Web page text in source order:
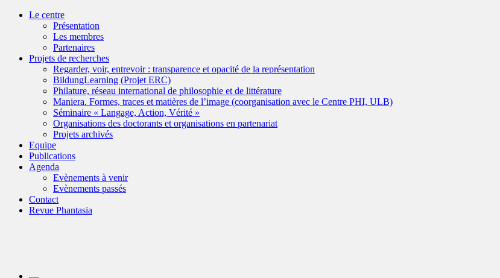
Le centre
Présentation
Les membres
Partenaires
Projets de recherches
Regarder, voir, entrevoir : transparence et opacité de la représentation
BildungLearning (Projet ERC)
Philature, réseau international de philosophie et de littérature
Maniera. Formes, traces et matières de l’image (coorganisation avec le Centre PHI, ULB)
Séminaire « Langage, Action, Vérité »
Organisations des doctorants et organisations en partenariat
Projets archivés
Equipe
Publications
Agenda
Evènements à venir
Evènements passés
Contact
Revue Phantasia